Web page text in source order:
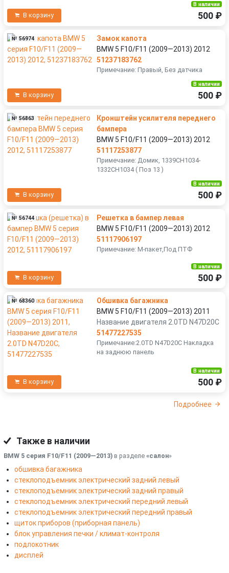
В корзину
В наличии
500 ₽
№ 56974
Замок капота
BMW 5 F10/F11 (2009—2013) 2012
51237183762
Примечание: Правый, Без датчика
В корзину
В наличии
500 ₽
№ 56863
Кронштейн усилителя переднего
бампера
BMW 5 F10/F11 (2009—2013) 2012
51117253877
Примечание: Домик, 1339CH1034-
1332CH1034 ( Поз 13 )
В корзину
В наличии
500 ₽
№ 56744
Решетка в бампер левая
BMW 5 F10/F11 (2009—2013) 2012
51117906197
Примечание: M-пакет,Под ПТФ
В корзину
В наличии
500 ₽
№ 68360
Обшивка багажника
BMW 5 F10/F11 (2009—2013) 2011
Название двигателя 2.0TD N47D20C
51477227535
Примечание:2.0TD N47D20C Накладка
на заднюю панель
В корзину
В наличии
500 ₽
Подробнее
Также в наличии
BMW 5 серия F10/F11 (2009—2013) в разделе «салон»
обшивка багажника
стеклоподъемник электрический задний левый
стеклоподъемник электрический задний правый
стеклоподъемник электрический передний левый
стеклоподъемник электрический передний правый
щиток приборов (приборная панель)
блок управления печки / климат-контроля
подлокотник
дисплей